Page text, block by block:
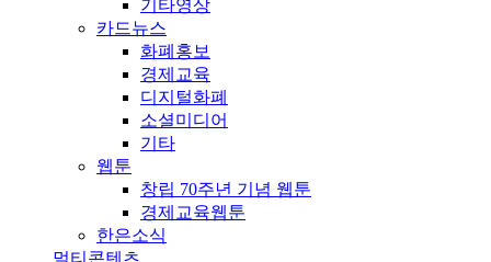
기타영상
카드뉴스
화폐홍보
경제교육
디지털화폐
소셜미디어
기타
웹툰
창립 70주년 기념 웹툰
경제교육웹툰
한은소식
멀티콘텐츠